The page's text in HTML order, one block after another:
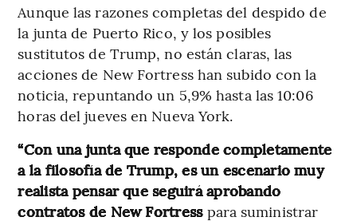
Aunque las razones completas del despido de
la junta de Puerto Rico, y los posibles
sustitutos de Trump, no están claras, las
acciones de New Fortress han subido con la
noticia, repuntando un 5,9% hasta las 10:06
horas del jueves en Nueva York.
“Con una junta que responde completamente
a la filosofía de Trump, es un escenario muy
realista pensar que seguirá aprobando
contratos de New Fortresspara suministrar